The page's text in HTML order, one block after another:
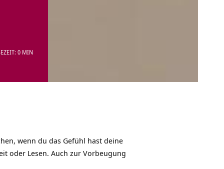
0 MIN
wenn du das Gefühl hast deine
oder Lesen. Auch zur Vorbeugung